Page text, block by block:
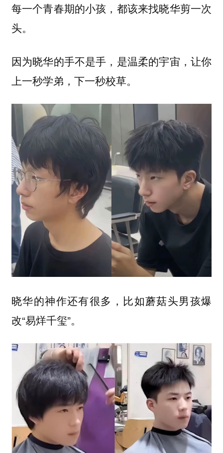
每一个青春期的小孩，都该来找晓华剪一次
头。
因为晓华的手不是手，是温柔的宇宙，让你
上一秒学弟，下一秒校草。
晓华的神作还有很多，比如蘑菇头男孩爆
改“易烊千玺”。